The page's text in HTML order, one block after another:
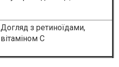
Догляд з ретиноїдами,
вітаміном С